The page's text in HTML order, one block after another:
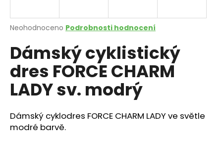
Průměrné
produktu
je
0,0
z
5
hvězdiček.
Neohodnoceno Podrobnosti hodnocení
Dámský cyklistický
dres FORCE CHARM
LADY sv. modrý
Dámský cyklodres FORCE CHARM LADY ve světle
modré barvě.
j
t
?
HLEDAT